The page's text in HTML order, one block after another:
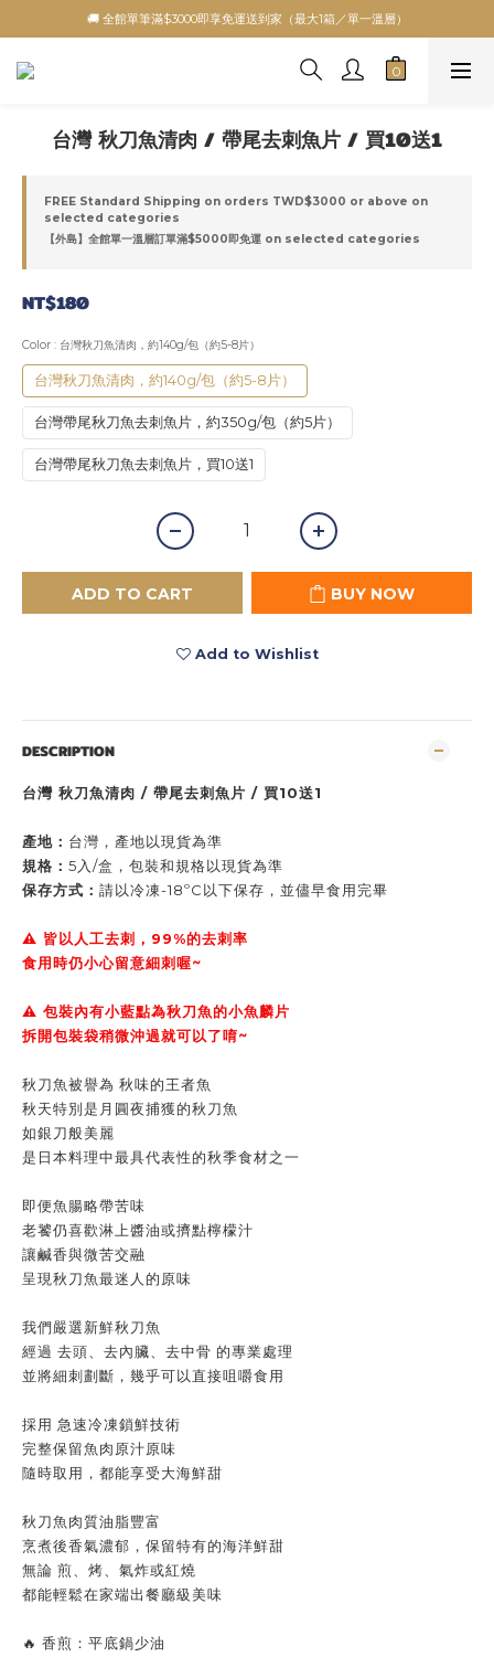
🚚 全館單筆滿$3000即享免運送到家（最大1箱／單一溫層）
台灣 秋刀魚清肉 / 帶尾去刺魚片 / 買10送1
FREE Standard Shipping on orders TWD$3000 or above on
selected categories
【外島】全館單一溫層訂單滿$5000即免運 on selected categories
NT$180
Color : 台灣秋刀魚清肉，約140g/包（約5-8片）
台灣秋刀魚清肉，約140g/包（約5-8片）
台灣帶尾秋刀魚去刺魚片，約350g/包（約5片）
台灣帶尾秋刀魚去刺魚片，買10送1
ADD TO CART BUY NOW
Add to Wishlist
DESCRIPTION
台灣 秋刀魚清肉 / 帶尾去刺魚片 / 買10送1
產地： 台灣， 產地以現貨為準
規格： 5入/盒， 包裝和規格以現貨為準
保存方式： 請以冷凍-18ºC以下保存，並儘早食用完畢
⚠️ 皆以人工去刺，99%的去刺率
食用時仍小心留意細刺喔~
⚠️ 包裝內有小藍點為秋刀魚的小魚麟片
拆開包裝袋稍微沖過就可以了唷~
秋刀魚被譽為 秋味的王者魚
秋天特別是月圓夜捕獲的秋刀魚
如銀刀般美麗
是日本料理中最具代表性的秋季食材之一
即便魚腸略帶苦味
老饕仍喜歡淋上醬油或擠點檸檬汁
讓鹹香與微苦交融
呈現秋刀魚最迷人的原味
我們嚴選新鮮秋刀魚
經過 去頭、去內臟、去中骨 的專業處理
並將細刺劃斷，幾乎可以直接咀嚼食用
採用 急速冷凍鎖鮮技術
完整保留魚肉原汁原味
隨時取用，都能享受大海鮮甜
秋刀魚肉質油脂豐富
烹煮後香氣濃郁，保留特有的海洋鮮甜
無論 煎、烤、氣炸或紅燒
都能輕鬆在家端出餐廳級美味
🔥 香煎：平底鍋少油